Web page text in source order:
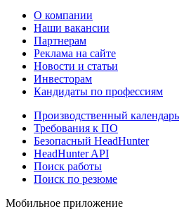
О компании
Наши вакансии
Партнерам
Реклама на сайте
Новости и статьи
Инвесторам
Кандидаты по профессиям
Производственный календарь
Требования к ПО
Безопасный HeadHunter
HeadHunter API
Поиск работы
Поиск по резюме
Мобильное приложение